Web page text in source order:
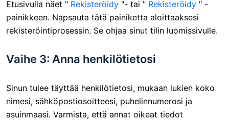
Etusivulla näet " Rekisteröidy "- tai " Rekisteröidy " -
painikkeen. Napsauta tätä painiketta aloittaaksesi
rekisteröintiprosessin. Se ohjaa sinut tilin luomissivulle.
Vaihe 3: Anna henkilötietosi
Sinun tulee täyttää henkilötietosi, mukaan lukien koko
nimesi, sähköpostiosoitteesi, puhelinnumerosi ja
asuinmaasi. Varmista, että annat oikeat tiedot